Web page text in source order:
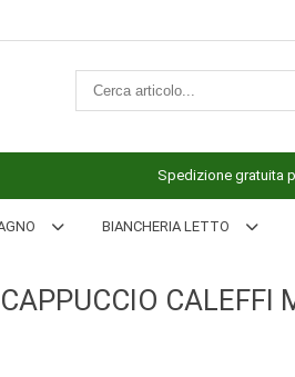
Spedizione gratuita
BIANCHERIA LETTO
CALEFFI